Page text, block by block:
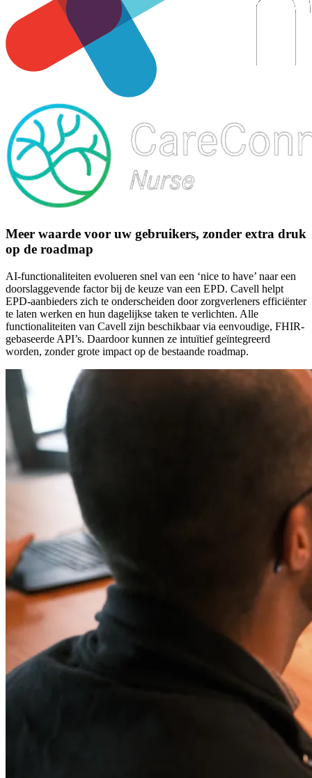
Meer waarde voor uw gebruikers, zonder extra druk
op de roadmap
AI-functionaliteiten evolueren snel van een ‘nice to have’ naar een
doorslaggevende factor bij de keuze van een EPD. Cavell helpt
EPD-aanbieders zich te onderscheiden door zorgverleners efficiënter
te laten werken en hun dagelijkse taken te verlichten. Alle
functionaliteiten van Cavell zijn beschikbaar via eenvoudige, FHIR-
gebaseerde API’s. Daardoor kunnen ze intuïtief geïntegreerd
worden, zonder grote impact op de bestaande roadmap.